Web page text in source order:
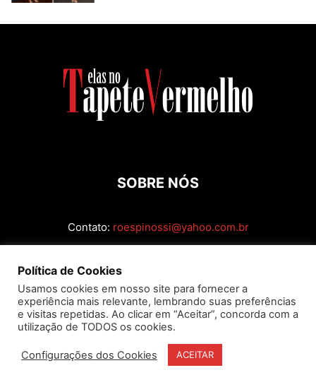
SOBRE NÓS
Contato: roespinossi@yahoo.com.br
Política de Cookies
Usamos cookies em nosso site para fornecer a
experiência mais relevante, lembrando suas preferências
e visitas repetidas. Ao clicar em “Aceitar”, concorda com a
utilização de TODOS os cookies.
Configurações dos Cookies ACEITAR